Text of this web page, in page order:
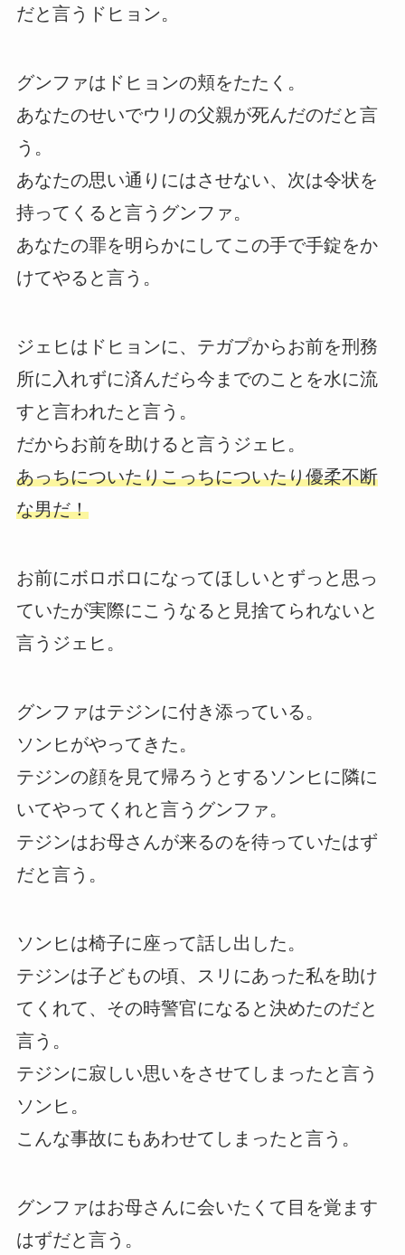
だと言うドヒョン。
グンファはドヒョンの頬をたたく。
あなたのせいでウリの父親が死んだのだと言
う。
あなたの思い通りにはさせない、次は令状を
持ってくると言うグンファ。
あなたの罪を明らかにしてこの手で手錠をか
けてやると言う。
ジェヒはドヒョンに、テガプからお前を刑務
所に入れずに済んだら今までのことを水に流
すと言われたと言う。
だからお前を助けると言うジェヒ。
あっちについたりこっちについたり優柔不断
な男だ！
お前にボロボロになってほしいとずっと思っ
ていたが実際にこうなると見捨てられないと
言うジェヒ。
グンファはテジンに付き添っている。
ソンヒがやってきた。
テジンの顔を見て帰ろうとするソンヒに隣に
いてやってくれと言うグンファ。
テジンはお母さんが来るのを待っていたはず
だと言う。
ソンヒは椅子に座って話し出した。
テジンは子どもの頃、スリにあった私を助け
てくれて、その時警官になると決めたのだと
言う。
テジンに寂しい思いをさせてしまったと言う
ソンヒ。
こんな事故にもあわせてしまったと言う。
グンファはお母さんに会いたくて目を覚ます
はずだと言う。